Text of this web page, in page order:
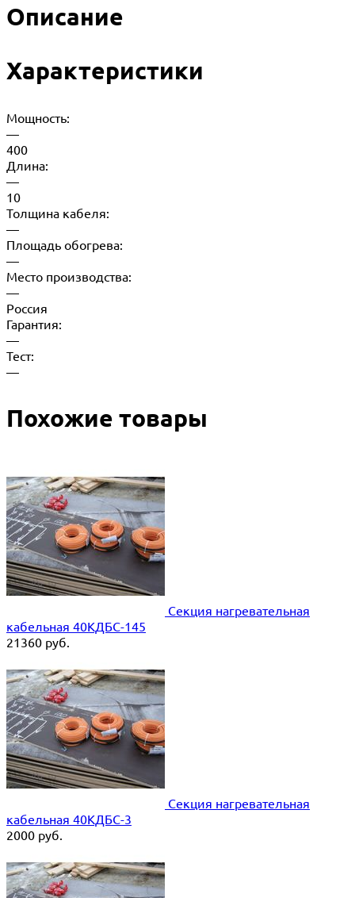
Описание
Характеристики
Мощность:
—
400
Длина:
—
10
Толщина кабеля:
—
Площадь обогрева:
—
Место производства:
—
Россия
Гарантия:
—
Тест:
—
Похожие товары
Секция нагревательная
кабельная 40КДБС-145
21360 руб.
Секция нагревательная
кабельная 40КДБС-3
2000 руб.